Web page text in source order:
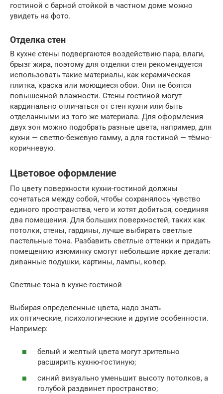
гостиной с барной стойкой в частном доме можно
увидеть на фото.
Отделка стен
В кухне стены подвергаются воздействию пара, влаги,
брызг жира, поэтому для отделки стен рекомендуется
использовать такие материалы, как керамическая
плитка, краска или моющиеся обои. Они не боятся
повышенной влажности. Стены гостиной могут
кардинально отличаться от стен кухни или быть
отделанными из того же материала. Для оформления
двух зон можно подобрать разные цвета, например, для
кухни — светло-бежевую гамму, а для гостиной — тёмно-
коричневую.
Цветовое оформление
По цвету поверхности кухни-гостиной должны
сочетаться между собой, чтобы сохранялось чувство
единого пространства, чего и хотят добиться, соединяя
два помещения. Для больших поверхностей, таких как
потолки, стены, гардины, лучше выбирать светлые
пастельные тона. Разбавить светлые оттенки и придать
помещению изюминку смогут небольшие яркие детали:
диванные подушки, картины, лампы, ковер.
Светлые тона в кухне-гостиной
Выбирая определенные цвета, надо знать
их оптические, психологические и другие особенности.
Например:
белый и желтый цвета могут зрительно
расширить кухню-гостиную;
синий визуально уменьшит высоту потолков, а
голубой раздвинет пространство;